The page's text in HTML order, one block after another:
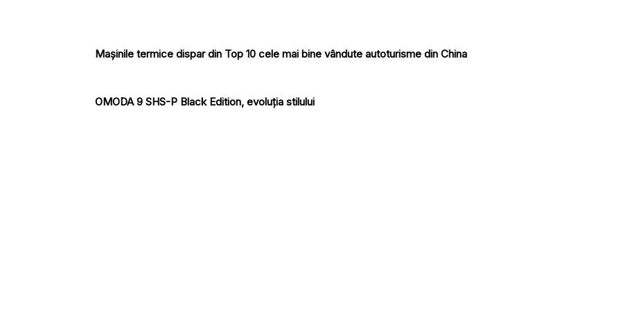
Mașinile termice dispar din Top 10 cele mai bine vândute autoturisme din China
OMODA 9 SHS-P Black Edition, evoluția stilului